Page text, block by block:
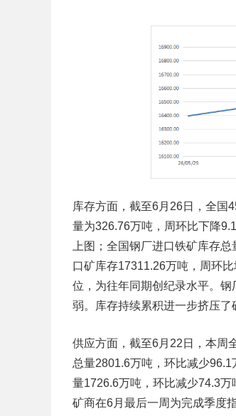
库存方面，截至6月26日，全国
量为326.76万吨，周环比下降
上图；全国钢厂进口铁矿库存
口矿库存17311.26万吨，周环
位，为往年同期创纪录水平。
弱。库存持续累积进一步挤压了
供应方面，截至6月22日，本周
总量2801.6万吨，环比减少
量1726.6万吨，环比减少74.3
矿商在6月最后一周为完成季度